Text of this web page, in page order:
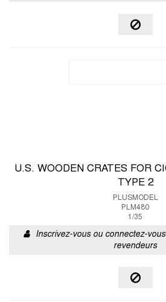
U.S. WOODEN CRATES FOR
TYPE 2
PLUSMODEL
PLM480
1/35
Inscrivez-vous ou connectez-
revendeurs